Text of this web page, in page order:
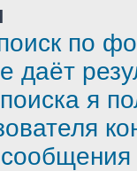
по
даёт
я